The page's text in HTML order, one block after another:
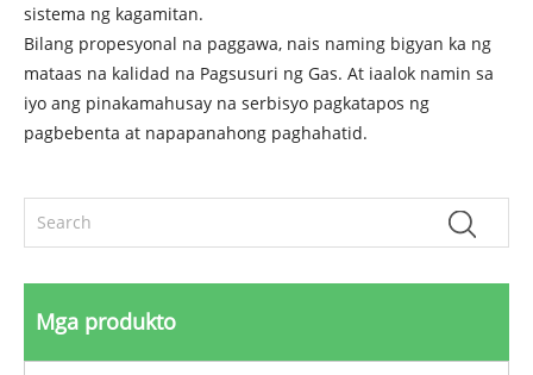
sistema ng kagamitan.
Bilang propesyonal na paggawa, nais naming bigyan ka ng
mataas na kalidad na Pagsusuri ng Gas. At iaalok namin sa
iyo ang pinakamahusay na serbisyo pagkatapos ng
pagbebenta at napapanahong paghahatid.
Mga produkto